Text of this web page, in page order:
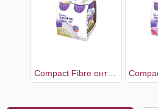
Compact Fibre ентеральне харчування зі смаком ванілі